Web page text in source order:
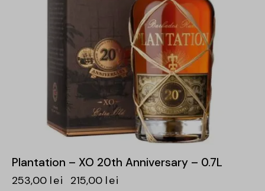
Plantation – XO 20th Anniversary – 0.7L
253,00 lei 215,00 lei